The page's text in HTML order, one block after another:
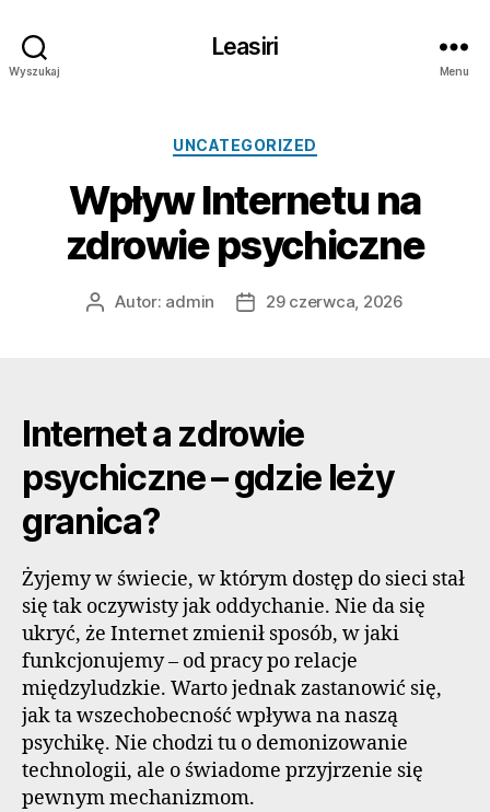
Wyszukaj
Leasiri
Menu
Kategorie
UNCATEGORIZED
Wpływ Internetu na
zdrowie psychiczne
AutorAutor: admin
Data29 czerwca, 2026
Internet a zdrowie
psychiczne – gdzie leży
granica?
Żyjemy w świecie, w którym dostęp do sieci stał
się tak oczywisty jak oddychanie. Nie da się
ukryć, że Internet zmienił sposób, w jaki
funkcjonujemy – od pracy po relacje
międzyludzkie. Warto jednak zastanowić się,
jak ta wszechobecność wpływa na naszą
psychikę. Nie chodzi tu o demonizowanie
technologii, ale o świadome przyjrzenie się
pewnym mechanizmom.